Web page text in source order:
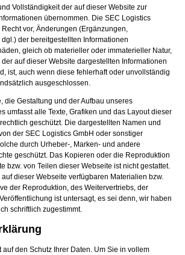
Vollständigkeit der auf dieser Website zur
übernommen. Die SEC Logistics
vor, Änderungen (Ergänzungen,
der bereitgestellten Informationen
gleich ob materieller oder immaterieller Natur,
auf dieser Website dargestellten Informationen
ist, auch wenn diese fehlerhaft oder unvollständig
ausgeschlossen.
die Gestaltung und der Aufbau unseres
umfasst alle Texte, Grafiken und das Layout dieser
geschützt. Die dargestellten Namen und
der SEC Logistics GmbH oder sonstiger
durch Urheber-, Marken- und andere
geschützt. Das Kopieren oder die Reproduktion
bzw. von Teilen dieser Webseite ist nicht gestattet.
dieser Webseite verfügbaren Materialien bzw.
der Reproduktion, des Weitervertriebs, der
ist untersagt, es sei denn, wir haben
schriftlich zugestimmt.
den Schutz Ihrer Daten. Um Sie in vollem